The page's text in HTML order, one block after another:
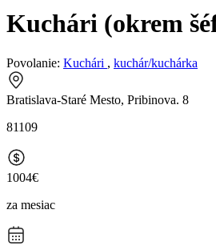
Kuchári (okrem
Povolanie: Kuchári , kuchár/kuchárka
Bratislava-Staré Mesto, Pribinova. 8
81109
1004€
za mesiac